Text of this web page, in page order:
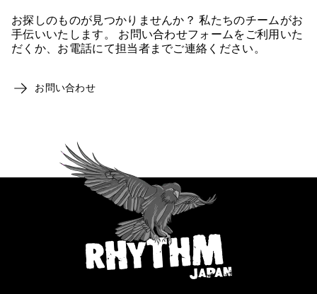
お探しのものが見つかりませんか？ 私たちのチームがお
手伝いいたします。 お問い合わせフォームをご利用いた
だくか、お電話にて担当者までご連絡ください。
お問い合わせ